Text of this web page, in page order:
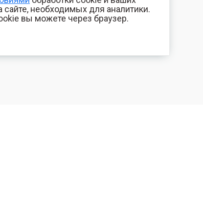
необходимых для аналитики.
вы можете через браузер.